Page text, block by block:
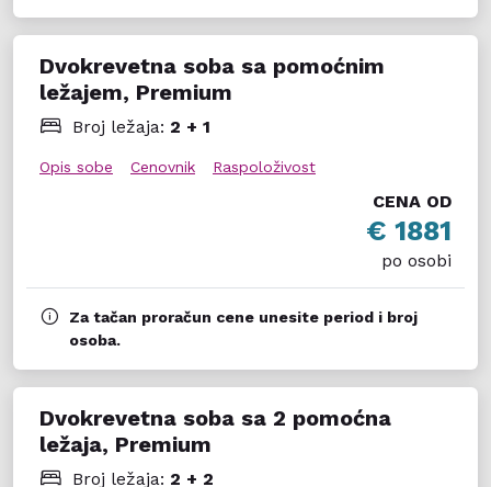
Dvokrevetna soba sa pomoćnim
ležajem, Premium
Broj ležaja: 2 + 1
Opis sobe Cenovnik Raspoloživost
CENA OD
€ 1881
po osobi
Za tačan proračun cene unesite period i broj
osoba.
Dvokrevetna soba sa 2 pomoćna
ležaja, Premium
Broj ležaja: 2 + 2